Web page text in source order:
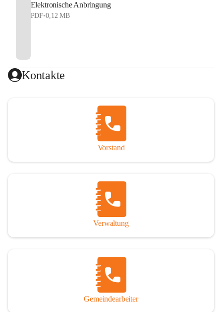
Elektronische Anbringung
PDF•0,12 MB
Kontakte
Vorstand
Verwaltung
Gemeindearbeiter